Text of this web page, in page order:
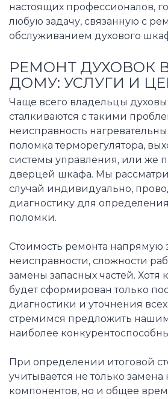
настоящих профессионалов,
любую задачу, связанную с
обслуживанием духового
РЕМОНТ ДУХОВОК
ДОМУ: УСЛУГИ И
Чаще всего владельцы
сталкиваются с такими
неисправность
поломка терморегулятора,
системы управления, или же
дверцей шкафа. Мы
случай индивидуально,
диагностику для
поломки.
Стоимость ремонта напрямую
неисправности, сложности
замены запасных частей.
будет сформирован только
диагностики и уточнения
стремимся предложить
наиболее
При определении итоговой
учитывается не только
компонентов, но и общее